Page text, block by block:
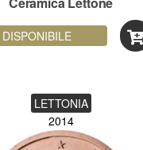
DISPONIBILE
LETTONIA
2014